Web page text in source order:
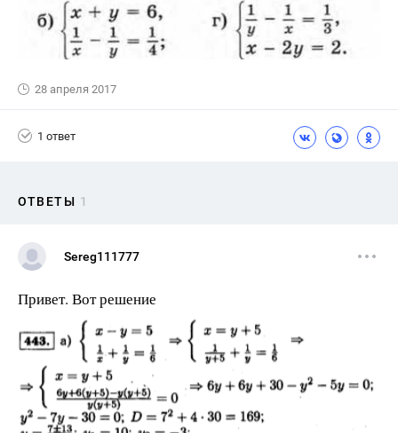
28 апреля 2017
1 ответ
ОТВЕТЫ 1
Sereg111777
Привет. Вот решение